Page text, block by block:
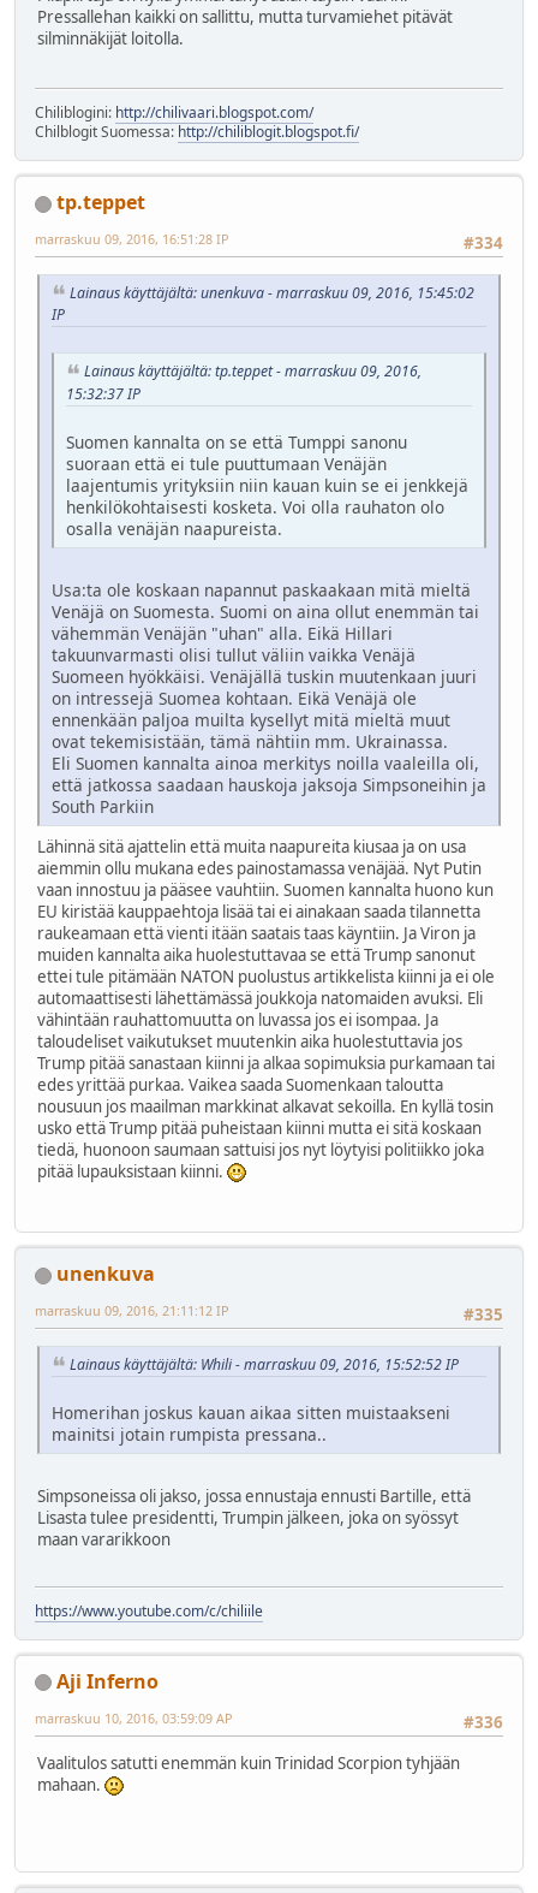
Pressallehan kaikki on sallittu, mutta turvamiehet pitävät
silminnäkijät loitolla.
Chiliblogini: http://chilivaari.blogspot.com/
Chilblogit Suomessa: http://chiliblogit.blogspot.fi/
tp.teppet
#334
marraskuu 09, 2016, 16:51:28 IP
Lainaus käyttäjältä: unenkuva - marraskuu 09, 2016, 15:45:02
IP
Lainaus käyttäjältä: tp.teppet - marraskuu 09, 2016,
15:32:37 IP
Suomen kannalta on se että Tumppi sanonu
suoraan että ei tule puuttumaan Venäjän
laajentumis yrityksiin niin kauan kuin se ei jenkkejä
henkilökohtaisesti kosketa. Voi olla rauhaton olo
osalla venäjän naapureista.
Usa:ta ole koskaan napannut paskaakaan mitä mieltä
Venäjä on Suomesta. Suomi on aina ollut enemmän tai
vähemmän Venäjän "uhan" alla. Eikä Hillari
takuunvarmasti olisi tullut väliin vaikka Venäjä
Suomeen hyökkäisi. Venäjällä tuskin muutenkaan juuri
on intressejä Suomea kohtaan. Eikä Venäjä ole
ennenkään paljoa muilta kysellyt mitä mieltä muut
ovat tekemisistään, tämä nähtiin mm. Ukrainassa.
Eli Suomen kannalta ainoa merkitys noilla vaaleilla oli,
että jatkossa saadaan hauskoja jaksoja Simpsoneihin ja
South Parkiin
Lähinnä sitä ajattelin että muita naapureita kiusaa ja on usa
aiemmin ollu mukana edes painostamassa venäjää. Nyt Putin
vaan innostuu ja pääsee vauhtiin. Suomen kannalta huono kun
EU kiristää kauppaehtoja lisää tai ei ainakaan saada tilannetta
raukeamaan että vienti itään saatais taas käyntiin. Ja Viron ja
muiden kannalta aika huolestuttavaa se että Trump sanonut
ettei tule pitämään NATON puolustus artikkelista kiinni ja ei ole
automaattisesti lähettämässä joukkoja natomaiden avuksi. Eli
vähintään rauhattomuutta on luvassa jos ei isompaa. Ja
taloudeliset vaikutukset muutenkin aika huolestuttavia jos
Trump pitää sanastaan kiinni ja alkaa sopimuksia purkamaan tai
edes yrittää purkaa. Vaikea saada Suomenkaan taloutta
nousuun jos maailman markkinat alkavat sekoilla. En kyllä tosin
usko että Trump pitää puheistaan kiinni mutta ei sitä koskaan
tiedä, huonoon saumaan sattuisi jos nyt löytyisi politiikko joka
pitää lupauksistaan kiinni.
unenkuva
#335
marraskuu 09, 2016, 21:11:12 IP
Lainaus käyttäjältä: Whili - marraskuu 09, 2016, 15:52:52 IP
Homerihan joskus kauan aikaa sitten muistaakseni
mainitsi jotain rumpista pressana..
Simpsoneissa oli jakso, jossa ennustaja ennusti Bartille, että
Lisasta tulee presidentti, Trumpin jälkeen, joka on syössyt
maan vararikkoon
https://www.youtube.com/c/chiliile
Aji Inferno
#336
marraskuu 10, 2016, 03:59:09 AP
Vaalitulos satutti enemmän kuin Trinidad Scorpion tyhjään
mahaan.